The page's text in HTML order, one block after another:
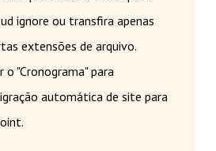
ignore ou transfira apenas
extensões de arquivo.
o "Cronograma" para
automática de site para